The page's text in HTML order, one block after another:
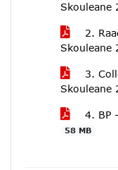
Skouleane
2.
Skouleane
3.
Skouleane
4. BP
58 MB